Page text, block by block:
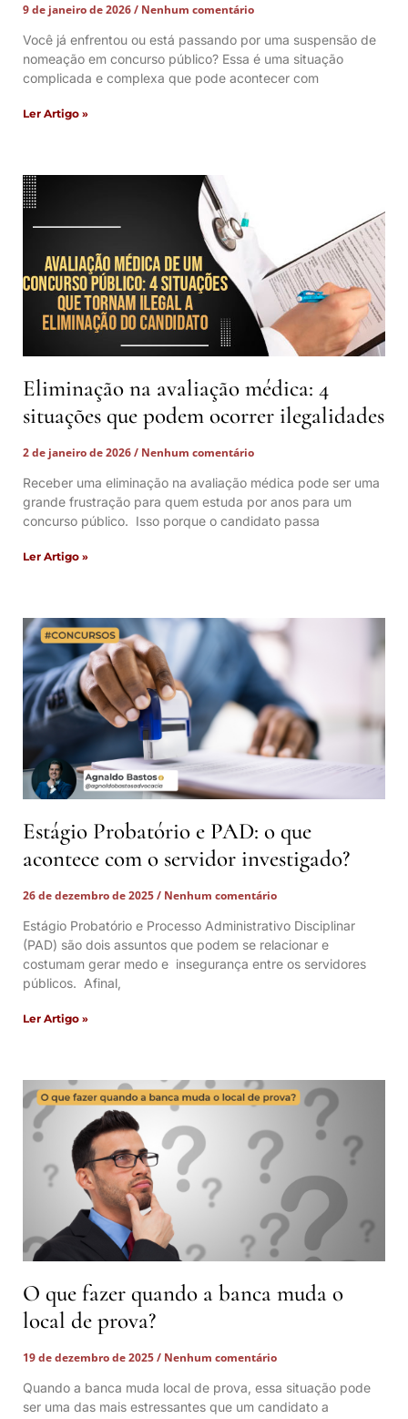
9 de janeiro de 2026
Nenhum comentário
Você já enfrentou ou está passando por uma suspensão de
nomeação em concurso público? Essa é uma situação
complicada e complexa que pode acontecer com
Ler Artigo »
Eliminação na avaliação médica: 4
situações que podem ocorrer ilegalidades
2 de janeiro de 2026
Nenhum comentário
Receber uma eliminação na avaliação médica pode ser uma
grande frustração para quem estuda por anos para um
concurso público. Isso porque o candidato passa
Ler Artigo »
Estágio Probatório e PAD: o que
acontece com o servidor investigado?
26 de dezembro de 2025
Nenhum comentário
Estágio Probatório e Processo Administrativo Disciplinar
(PAD) são dois assuntos que podem se relacionar e
costumam gerar medo e insegurança entre os servidores
públicos. Afinal,
Ler Artigo »
O que fazer quando a banca muda o
local de prova?
19 de dezembro de 2025
Nenhum comentário
Quando a banca muda local de prova, essa situação pode
ser uma das mais estressantes que um candidato a